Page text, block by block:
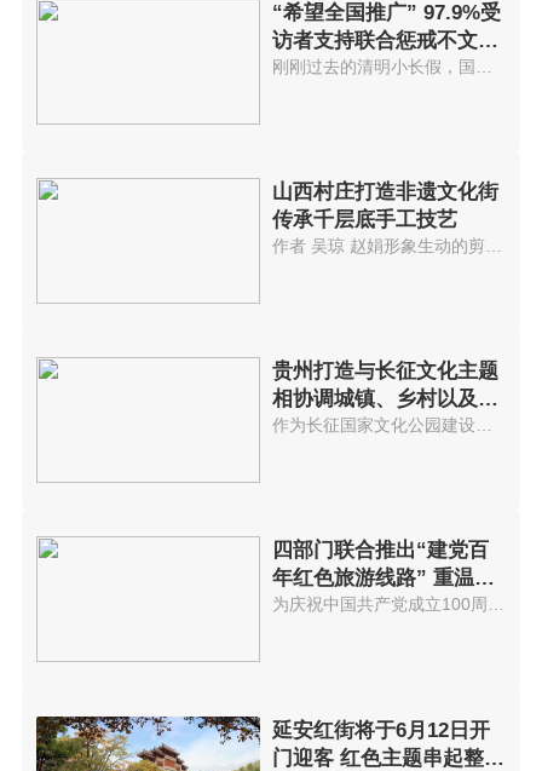
“希望全国推广” 97.9%受
访者支持联合惩戒不文明
游客
山西村庄打造非遗文化街
传承千层底手工技艺
作者 吴琼 赵娟形象生动的剪纸...
贵州打造与长征文化主题
相协调城镇、乡村以及景
区
作为长征国家文化公园建设的先试...
四部门联合推出“建党百
年红色旅游线路” 重温红
色历史
为庆祝中国共产党成立100周年，...
延安红街将于6月12日开
门迎客 红色主题串起整个